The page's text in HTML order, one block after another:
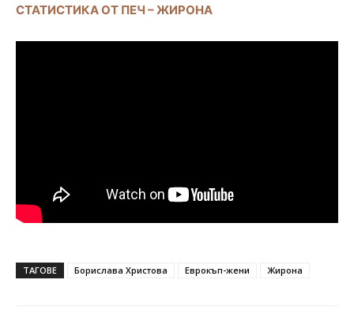
СТАТИСТИКА ОТ ПЕЧ – ЖИРОНА
ТАГОВЕ Борислава Христова Еврокъп-жени Жирона